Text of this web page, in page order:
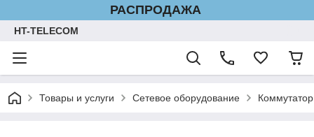
РАСПРОДАЖА
HT-TELECOM
Товары и услуги Сетевое оборудование